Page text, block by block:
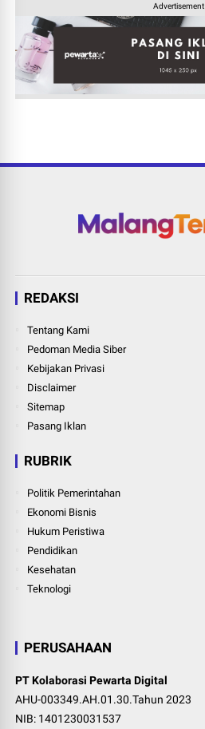
Advertisement
REDAKSI
Tentang Kami
Pedoman Media Siber
Kebijakan Privasi
Disclaimer
Sitemap
Pasang Iklan
RUBRIK
Politik Pemerintahan
Ekonomi Bisnis
Hukum Peristiwa
Pendidikan
Kesehatan
Teknologi
PERUSAHAAN
PT Kolaborasi Pewarta Digital
AHU-003349.AH.01.30.Tahun 2023
NIB: 1401230031537